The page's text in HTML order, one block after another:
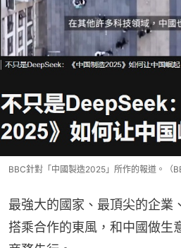
BBC針對「中國製造2025」所作的報道。（
最強大的國家、最頂尖的企業
搭乘合作的東風，和中國做生